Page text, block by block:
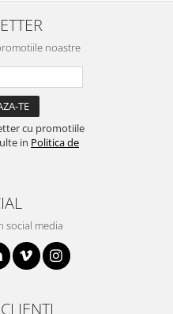
noastre
cu promotiile
in Politica de
social media